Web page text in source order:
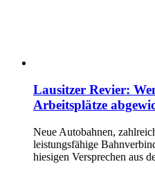
Lausitzer Revier:
Arbeitsplätze
Neue Autobahnen,
leistungsfähige
hiesigen Versprechen aus